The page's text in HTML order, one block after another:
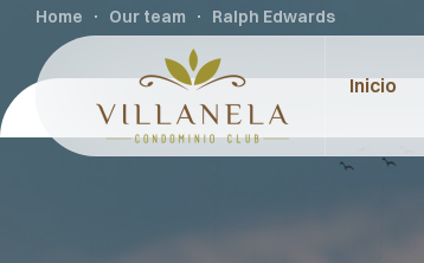
Inicio
Home Our team Ralph Edwards